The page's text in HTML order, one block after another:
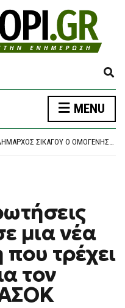
E
P
N
M
MENU
ΠΑΣΟΚ: ΠΟΙΟΙ ΘΑ ΕΠΩΜΙΣΤΟΎΝ ΤΟ ΚΌΣΤΟΣ ΤΩΝ 40 ΕΚΑΤΟΜΜΥΡΊΩΝ ΓΙΑ ΤΑ ΣΠΙΤΆΚΙΑ ΑΝΑΚΎΚΛΩΣΗΣ; ΟΙ ΔΉΜΟΙ ΚΑΙ ΟΙ ΠΟΛΊΤΕΣ;
ΕΠΊΣΗΜΑ ΥΠΟΨΉΦΙΟΣ ΔΉΜΑΡΧΟΣ ΣΙΚΆΓΟΥ Ο ΟΜΟΓΕΝΉΣ ΠΟΛΙΤΙΚΌΣ ΑΛΈΞΗΣ ΓΙΑΝΝΟΎΛΙΑΣ
μια νέα
τρέχει
τον